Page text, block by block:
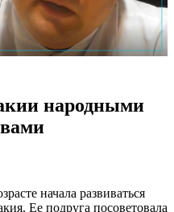
народными
начала развиваться
Ее подруга посоветовала